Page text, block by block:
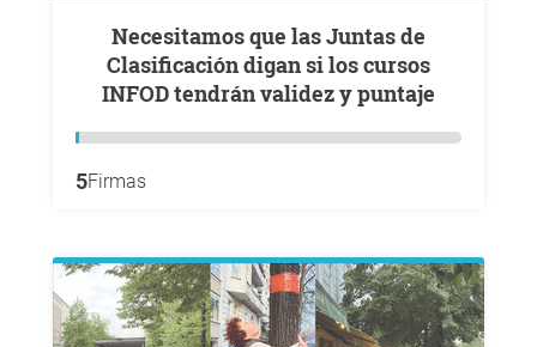
Necesitamos que las Juntas de
Clasificación digan si los cursos
INFOD tendrán validez y puntaje
5Firmas